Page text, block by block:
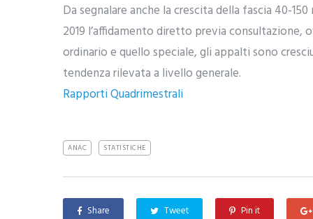
Da segnalare anche la crescita della fascia 40-
2019 l’affidamento diretto previa
ordinario e quello speciale, gli appalti sono
tendenza rilevata a livello generale.
Rapporti Quadrimestrali
ANAC STATISTICHE
Share Tweet Pin it